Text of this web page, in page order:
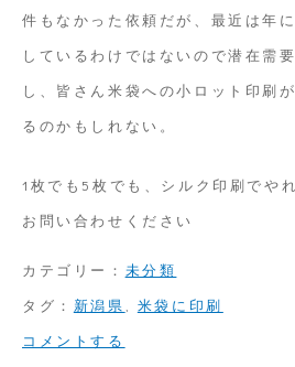
件もなかった依頼だが、最近は年
しているわけではないので潜在需
し、皆さん米袋への小ロット印刷
るのかもしれない。
1枚でも5枚でも、シルク印刷でや
お問い合わせください
カテゴリー： 未分類
タグ： 新潟県
米袋に印刷
コメントする